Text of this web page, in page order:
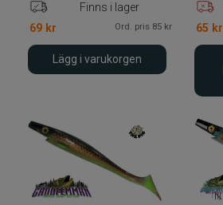
Finns i lager
69 kr Ord. pris 85 kr
Lägg i varukorgen
65 kr